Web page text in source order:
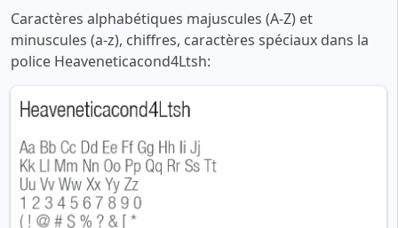
Caractères alphabétiques majuscules (A-Z) et
minuscules (a-z), chiffres, caractères spéciaux dans la
police Heaveneticacond4Ltsh: